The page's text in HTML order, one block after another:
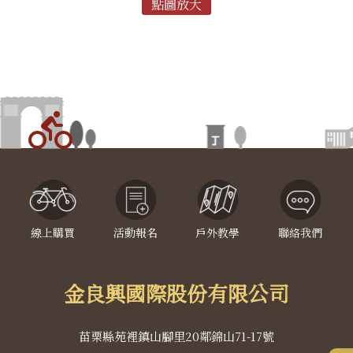
線上購買 活動報名 戶外教學 聯絡我們
金良興國際股份有限公司
苗栗縣苑裡鎮山腳里20鄰錦山71-17號